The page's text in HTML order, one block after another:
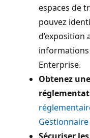
espaces de
pouvez
d’exposition
informations
Enterprise.
Obtenez